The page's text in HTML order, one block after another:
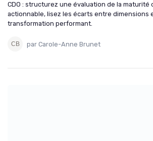
CDO : structurez une évaluation de la
actionnable, lisez les écarts entre dimensions
transformation performant.
par Carole-Anne Brunet